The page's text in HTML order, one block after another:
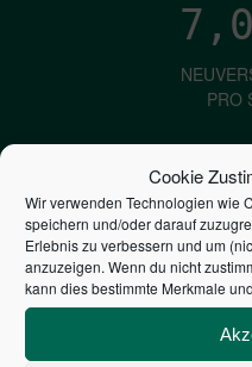
Cookie
Wir verwenden Technologien wie
speichern und/oder darauf
Erlebnis zu verbessern und um
anzuzeigen. Wenn du nicht
kann dies bestimmte Merkmale
PRO
PRO